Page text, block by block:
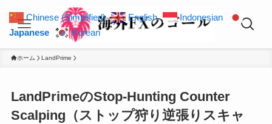
ホーム LandPrime
LandPrimeのStop-Hunting Counter
Scalping（ストップ狩り逆張りスキャ
Chinese (Simplified) English
Indonesian
Japanese
Korean